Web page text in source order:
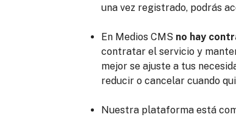
una vez registrado, podrás
En Medios CMS no hay
contratar el servicio y
mejor se ajuste a tus
reducir o cancelar cuando
Nuestra plataforma está